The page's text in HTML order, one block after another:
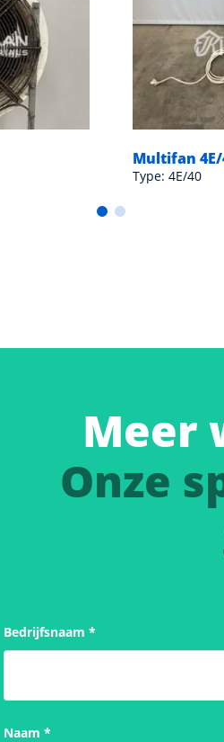
Multifan
Type: 4E/40
Meer
Onze
Bedrijfsnaam *
Naam *